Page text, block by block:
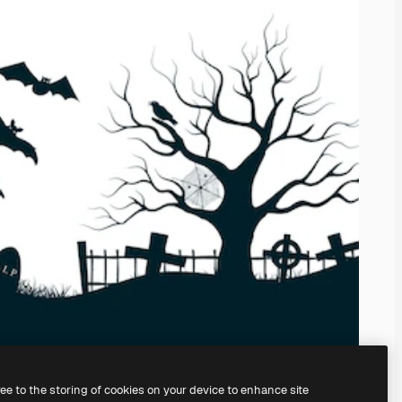
to the storing of cookies on your device to enhance site